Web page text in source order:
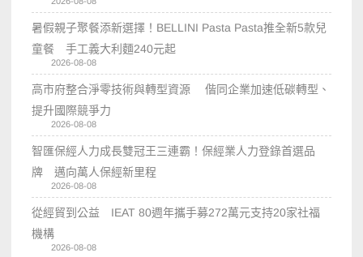
暑假親子聚餐添新選擇！BELLINI Pasta Pasta推全新5款兒
童餐 手工義大利麵240元起
2026-08-08
高市府整合淨零技術與轉型資源 偕同企業加速低碳轉型、
提升國際競爭力
2026-08-08
智匯保經人力成長雙冠王三連霸！保經業人力登錄首選品
牌 邁向萬人保經新里程
2026-08-08
從經貿到公益 IEAT 80週年攜手募272萬元支持20家社福
機構
2026-08-08